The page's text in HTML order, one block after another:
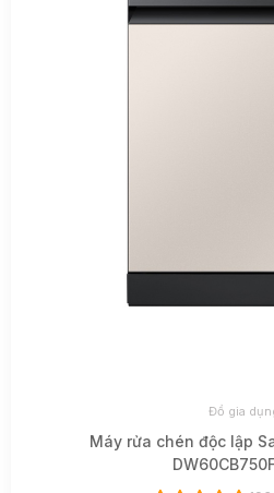
Đồ gia
Máy rửa chén độc lập